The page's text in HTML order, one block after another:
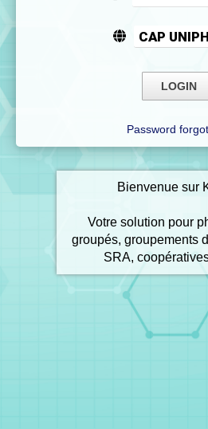
CAP
Password
Bienvenue sur
Votre solution pour
groupés, groupements
SRA,